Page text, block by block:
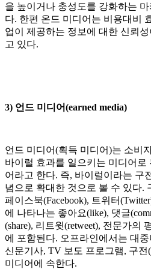
을 높이거나 충성도를 강화하는
다. 한편 온드 미디어는 비용대비
업이 제공하는 정보에 대한 신뢰
고 있다.
3) 언드 미디어(earned media)
언드 미디어(획득 미디어)는 소비
바이럴 효과를 일으키는 미디어로
어라고 한다. 즉, 바이럴이라는 구
념으로 확대한 것으로 볼 수 있다.
페이스북(Facebook), 트위터
에 나타나는 좋아요(like), 댓글
(share), 리트윗(retweet), 전문가의
에 포함된다. 오프라인에서는 대
신문기사, TV 보도 프로그램, 구전
미디어에 속한다.